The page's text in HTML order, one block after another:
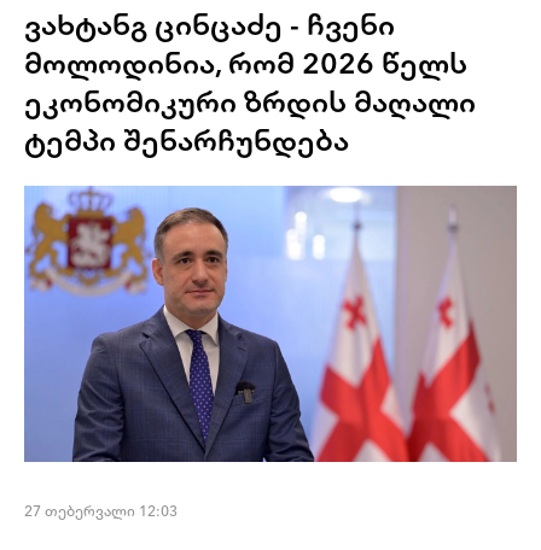
ვახტანგ ცინცაძე - ჩვენი
მოლოდინია, რომ 2026 წელს
ეკონომიკური ზრდის მაღალი
ტემპი შენარჩუნდება
27 თებერვალი 12:03